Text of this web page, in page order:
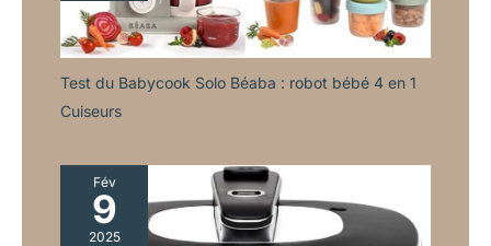
Test du Babycook Solo Béaba : robot bébé 4 en 1
Cuiseurs
Fév
9
2025